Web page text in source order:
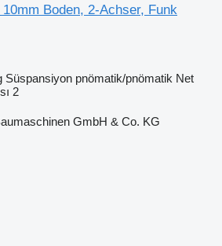
Boden, 2-Achser, Funk
Süspansiyon pnömatik/pnömatik Net
2
GmbH & Co. KG